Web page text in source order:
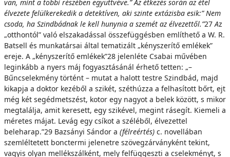
van, mint a többi részében együttvéve.” Az étkezés során az étel
élvezete felülkerekedik a detektíven, aki szinte extázisba esik:” Nem
csoda, ha Szindbádnak le kell hunynia a szemét az élvezettől.”27Az
„otthontól” való elszakadással összefüggésben említhető a W. R.
Batsell és munkatársai által tematizált „kényszerítő emlékek”
ereje. A „kényszerítő emlékek”28 jelenléte Csabai művében
leginkább a nyers máj fogyasztásánál érhető tetten: „–
Bűncselekmény történt – mutat a halott testre Szindbád, majd
kikapja a doktor kezéből a szikét, széthúzza a felhasított bőrt, ejt
még két segédmetszést, kotor egy nagyot a belek között, s mikor
megtalálja, amit keresett, egy szikével, megint rásegít. Kiemeli a
méretes májat. Levág egy csíkot a széléből, élvezettel
beleharap.”29 Bazsányi Sándor a (félreértés) c. novellában
szemléltetett bonctermi jelenetre szövegzárványként tekint,
vagyis olyan mellékszálként, mely felfüggeszti a cselekményt, s